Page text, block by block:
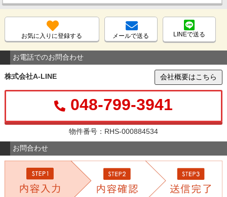
お気に入りに登録する メールで送る LINEで送る
お電話でのお問合わせ
株式会社A-LINE 会社概要はこちら
048-799-3941
物件番号：RHS-000884534
お問合わせ